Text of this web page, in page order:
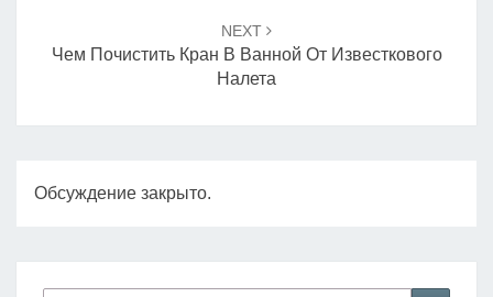
NEXT
Чем Почистить Кран В Ванной От Известкового
Налета
Обсуждение закрыто.